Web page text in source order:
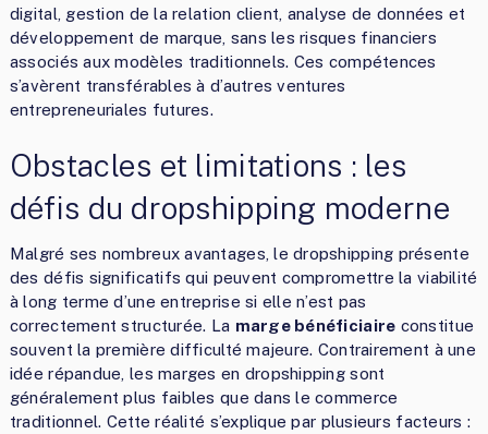
digital, gestion de la relation client, analyse de données et
développement de marque, sans les risques financiers
associés aux modèles traditionnels. Ces compétences
s’avèrent transférables à d’autres ventures
entrepreneuriales futures.
Obstacles et limitations : les
défis du dropshipping moderne
Malgré ses nombreux avantages, le dropshipping présente
des défis significatifs qui peuvent compromettre la viabilité
à long terme d’une entreprise si elle n’est pas
correctement structurée. La marge bénéficiaire constitue
souvent la première difficulté majeure. Contrairement à une
idée répandue, les marges en dropshipping sont
généralement plus faibles que dans le commerce
traditionnel. Cette réalité s’explique par plusieurs facteurs :